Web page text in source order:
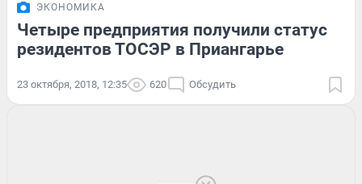
ЭКОНОМИКА
Четыре предприятия получили статус
резидентов ТОСЭР в Приангарье
23 октября, 2018, 12:35 620 Обсудить